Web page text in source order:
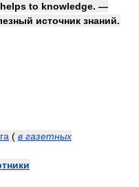
to knowledge. —
источник знаний.
( в газетных